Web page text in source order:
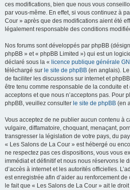
ces modifications, bien que nous vous
par vous-même. En effet, si vous continuez à
Cour » après que des modifications aient été
légalement responsable des conditions
Nos forums sont développés par phpBB
phpBB » et « phpBB Limited ») qui est un
déclaré sous la « licence publique générale
téléchargé sur le site de phpBB (en anglais).
de faciliter les discussions sur internet et
être tenu comme responsable de la conduite
acceptons et que nous n’acceptons pas. Pour
phpBB, veuillez consulter le site de phpBB (en
Vous acceptez de ne publier aucun contenu à
vulgaire, diffamatoire, choquant, menaçant,
transgresser la législation de votre pays, du
« Les Salons de La Cour » est hébergé ou
ne respectez pas ces dispositions, vous vous
immédiat et définitif et nous nous réservons le
d’accès à internet et les autorités officielles.
est enregistrée afin d’aider au renforcement
le fait que « Les Salons de La Cour » ait le